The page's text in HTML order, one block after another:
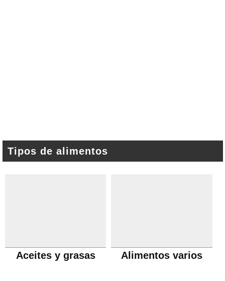
Tipos de alimentos
Aceites y grasas Alimentos varios